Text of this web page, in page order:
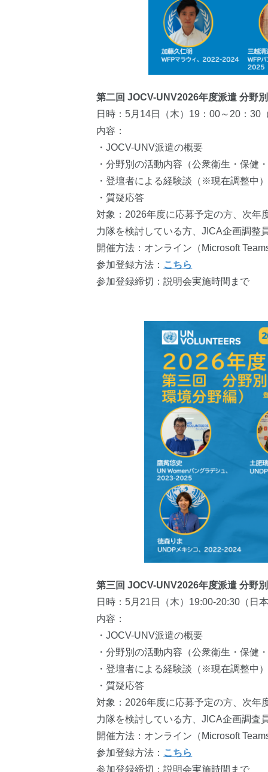
第二回 JOCV-UNV2026年度派遣 分野
日時： 5月 14日（木） 19 ：00～20：30
内容：
・JOCV-UNV派遣の概要
・分野別の活動内容（公衆衛生・保健
・登壇者による経験談（※現在調整中
・質疑応答
対象： 2026年度に応募予定の方、次年
力隊を検討している方、JICA企画調整
開催方法：オンライン（ Microsoft
参加登録方法： こちら
参加登録締切：説明会実施時間まで
第三回 JOCV-UNV2026年度派遣 分野
日時：5月21日（木）​19:00-20:30​（日
内容：
・JOCV-UNV派遣の概要
・分野別の活動内容（公衆衛生・保健
・登壇者による経験談（※現在調整中
・質疑応答
対象：2026年度に応募予定の方、次年
力隊を検討している方、JICA企画調査
開催方法：オンライン（Microsoft
参加登録方法： こちら
参加登録締切：説明会実施時間まで